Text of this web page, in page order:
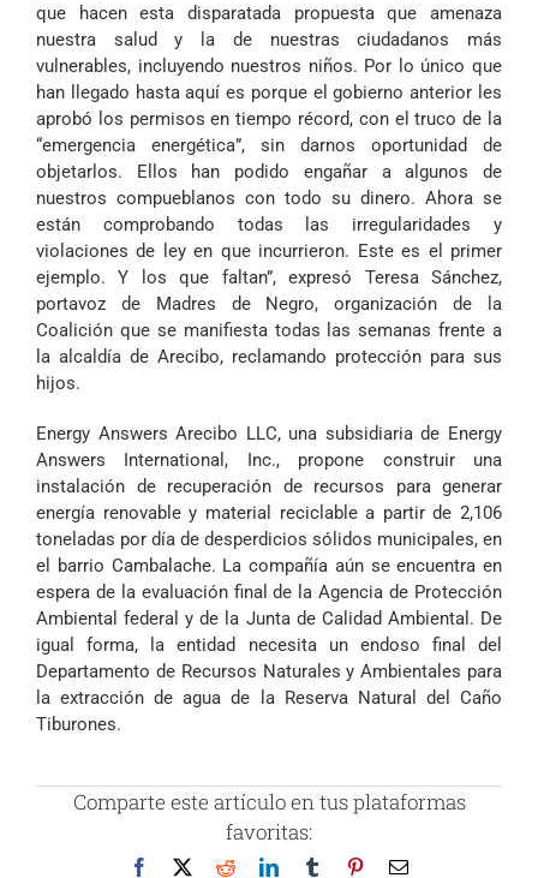
que hacen esta disparatada propuesta que amenaza
nuestra salud y la de nuestras ciudadanos más
vulnerables, incluyendo nuestros niños. Por lo único que
han llegado hasta aquí es porque el gobierno anterior les
aprobó los permisos en tiempo récord, con el truco de la
“emergencia energética”, sin darnos oportunidad de
objetarlos. Ellos han podido engañar a algunos de
nuestros compueblanos con todo su dinero. Ahora se
están comprobando todas las irregularidades y
violaciones de ley en que incurrieron. Este es el primer
ejemplo. Y los que faltan”, expresó Teresa Sánchez,
portavoz de Madres de Negro, organización de la
Coalición que se manifiesta todas las semanas frente a
la alcaldía de Arecibo, reclamando protección para sus
hijos.
Energy Answers Arecibo LLC, una subsidiaria de Energy
Answers International, Inc., propone construir una
instalación de recuperación de recursos para generar
energía renovable y material reciclable a partir de 2,106
toneladas por día de desperdicios sólidos municipales, en
el barrio Cambalache. La compañía aún se encuentra en
espera de la evaluación final de la Agencia de Protección
Ambiental federal y de la Junta de Calidad Ambiental. De
igual forma, la entidad necesita un endoso final del
Departamento de Recursos Naturales y Ambientales para
la extracción de agua de la Reserva Natural del Caño
Tiburones.
Comparte este artículo en tus plataformas
favoritas:
Facebook RedditLinkedInTumblr PinterestCorreo